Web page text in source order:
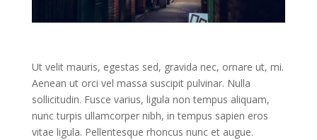
Ut velit mauris, egestas sed, gravida nec, ornare ut, mi.
Aenean ut orci vel massa suscipit pulvinar. Nulla
sollicitudin. Fusce varius, ligula non tempus aliquam,
nunc turpis ullamcorper nibh, in tempus sapien eros
vitae ligula. Pellentesque rhoncus nunc et augue.